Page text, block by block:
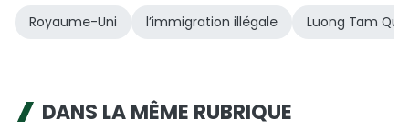
Royaume-Uni l’immigration illégale Luong Tam
DANS LA MÊME RUBRIQUE